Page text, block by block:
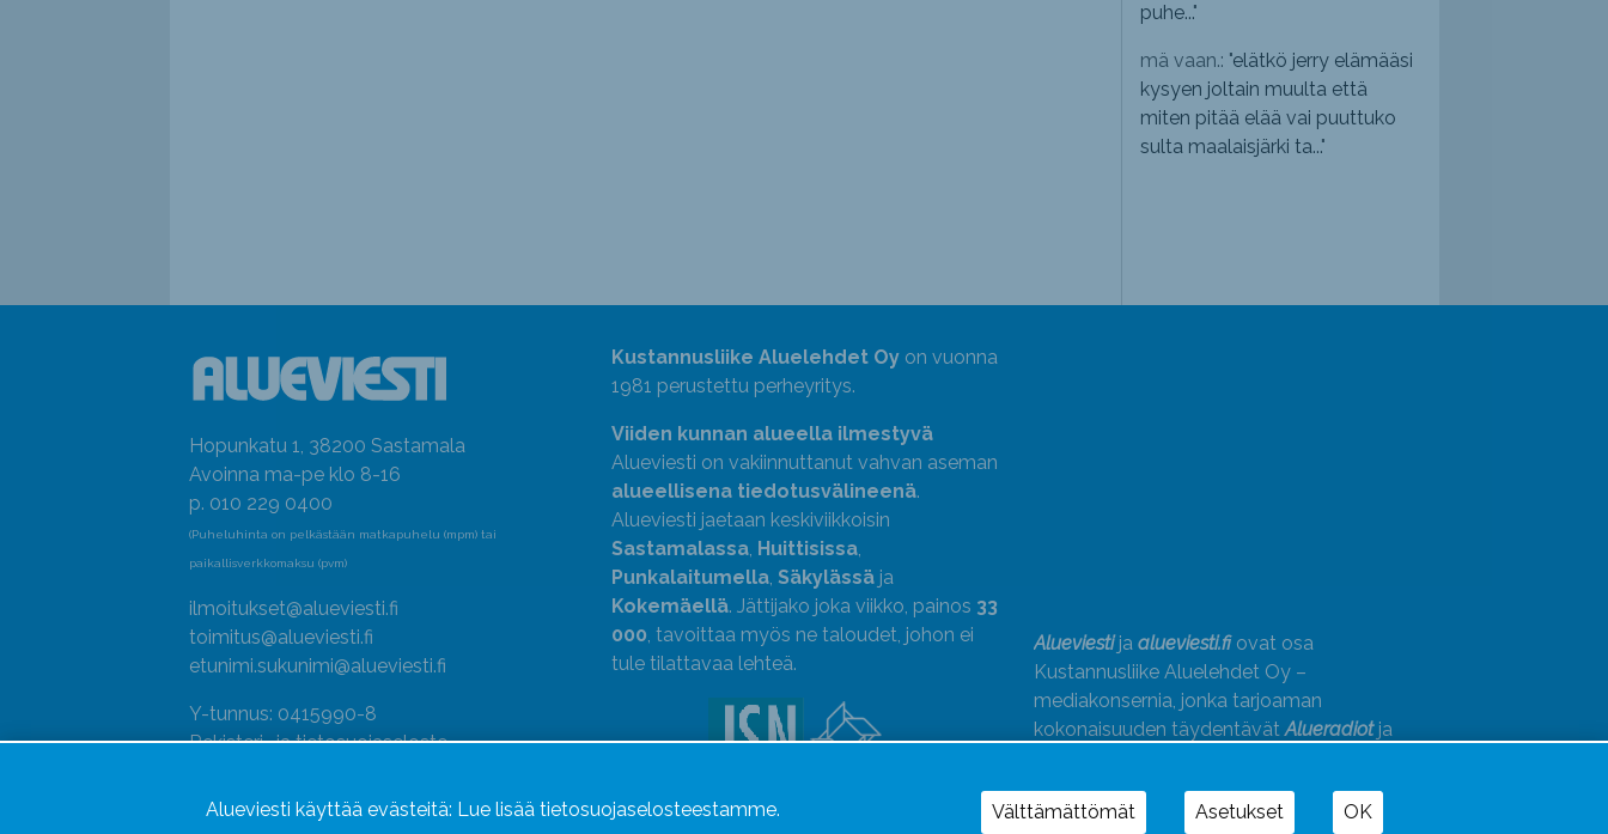
puhe..."
mä vaan.: "elätkö jerry elämääsi
kysyen joltain muulta että
miten pitää elää vai puuttuko
sulta maalaisjärki ta..."
Hopunkatu 1, 38200 Sastamala
Avoinna ma-pe klo 8-16
p. 010 229 0400
(Puheluhinta on pelkästään matkapuhelu (mpm) tai
paikallisverkkomaksu (pvm)
ilmoitukset@alueviesti.fi
toimitus@alueviesti.fi
etunimi.sukunimi@alueviesti.fi
Y-tunnus: 0415990-8
Rekisteri- ja tietosuojaseloste
Seuraa meitä
Kustannusliike Aluelehdet Oyon vuonna
1981 perustettu perheyritys.
Viiden kunnan alueella ilmestyvä
Alueviesti on vakiinnuttanut vahvan aseman
alueellisena tiedotusvälineenä.
Alueviesti jaetaan keskiviikkoisin
Sastamalassa, Huittisissa,
Punkalaitumella, Säkylässäja
Kokemäellä. Jättijako joka viikko, painos 33
000, tavoittaa myös ne taloudet, johon ei
tule tilattavaa lehteä.
Uutismedian Liiton jäsen. Noudatamme
Alueviestija alueviesti.fiovat osa
Kustannusliike Aluelehdet Oy –
mediakonsernia, jonka tarjoaman
kokonaisuuden täydentävätAlueradiotja
Alueviesti käyttää evästeitä: Lue lisää tietosuojaselosteestamme. Välttämättömät Asetukset OK